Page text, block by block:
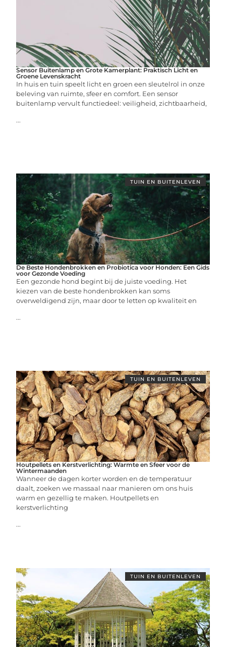
Sensor Buitenlamp en Grote Kamerplant: Praktisch Licht en
Groene Levenskracht
In huis en tuin speelt licht en groen een sleutelrol in onze
beleving van ruimte, sfeer en comfort. Een sensor
buitenlamp vervult functiedeel: veiligheid, zichtbaarheid,
...
TUIN EN BUITENLEVEN
De Beste Hondenbrokken en Probiotica voor Honden: Een Gids
voor Gezonde Voeding
Een gezonde hond begint bij de juiste voeding. Het
kiezen van de beste hondenbrokken kan soms
overweldigend zijn, maar door te letten op kwaliteit en
...
TUIN EN BUITENLEVEN
Houtpellets en Kerstverlichting: Warmte en Sfeer voor de
Wintermaanden
Wanneer de dagen korter worden en de temperatuur
daalt, zoeken we massaal naar manieren om ons huis
warm en gezellig te maken. Houtpellets en
kerstverlichting
...
TUIN EN BUITENLEVEN